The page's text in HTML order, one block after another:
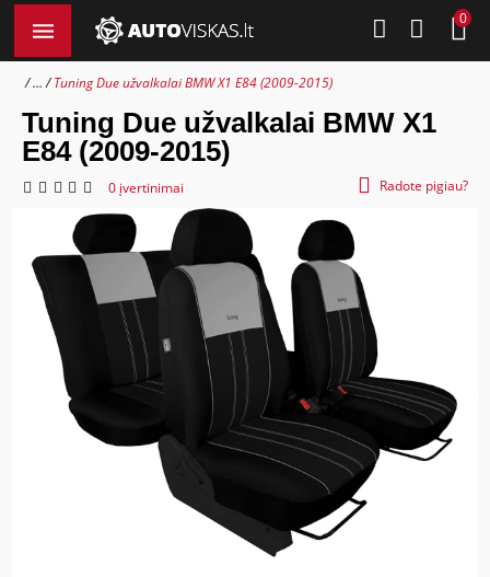
0
... Tuning Due užvalkalai BMW X1 E84 (2009-2015)
Tuning Due užvalkalai BMW X1
E84 (2009-2015)
0 įvertinimai Radote pigiau?